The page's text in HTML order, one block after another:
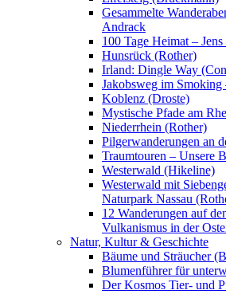
Gesammelte
Andrack
100 Tage Heimat –
Hunsrück (Rother)
Irland: Dingle Way
Jakobsweg im
Koblenz (Droste)
Mystische Pfade am
Niederrhein (Rother)
Pilgerwanderungen an
Traumtouren – Unsere
Westerwald (Hikeline)
Westerwald mit
Naturpark Nassau
12 Wanderungen auf
Vulkanismus in der
Natur, Kultur & Geschichte
Bäume und Sträucher
Blumenführer für
Der Kosmos Tier- und